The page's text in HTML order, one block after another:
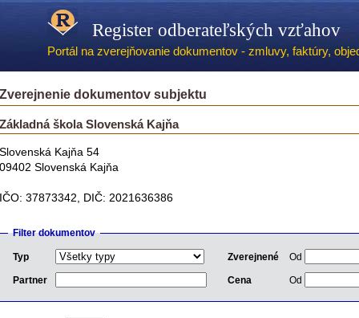
Register odberateľských vzťahov
Portál na zverejňovanie dokumentov - zmluvy, faktúry,
Zverejnenie dokumentov subjektu
Základná škola Slovenská Kajňa
Slovenská Kajňa 54
09402 Slovenská Kajňa
IČO: 37873342, DIČ: 2021636386
Filter dokumentov
Typ Zverejnené Od
Partner Cena Od